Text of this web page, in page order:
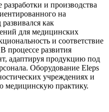
и производства
на
как
для медицинских
и соответствие
процессе развития
адаптируя продукцию под
Оборудование Eleps
учреждениях и
медицинскую практику.